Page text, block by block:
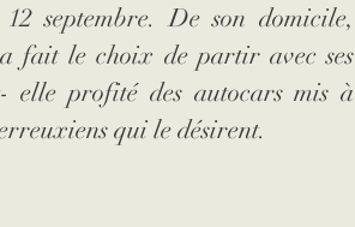
septembre. De son domicile,
fait le choix de partir avec ses
elle profité des autocars mis à
qui le désirent.